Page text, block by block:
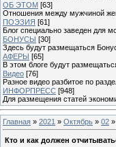
ОБ ЭТОМ [63]
Отношения между мужчиной
ПОЭЗИЯ [61]
Блог специально заведен для
БОНУСЫ [30]
Здесь будут размещаться
АФЕРЫ [65]
В этом блоге будут
Видео [76]
Разное видео разбитое по
ИНФОРПРЕСС [948]
Для размещения статей
Главная » 2021 » Октябрь » 02
Кто и как должен